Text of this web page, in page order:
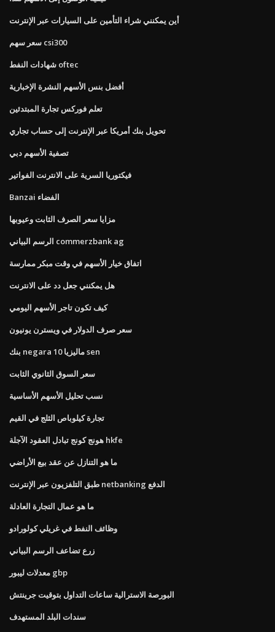
أين يمكنني شراء التأمين على السيارات عبر الإنترنت
سعر سهم csi300
شهادات النفط oftec
أفضل بنس الأسهم النشرة الإخبارية
تعلم فوركس تجارة المبتدئين
تحويل بنك أمريكا عبر الإنترنت إلى حساب تجاري
تصفية الأسهم دبي
فيكتوريا السرية على الانترنت الفواتير
Banzai الفضاء
مزايا سعر الصرف الثابت وعيوبها
الرسم البياني commerzbank ag
اتفاق خيار الأسهم في وقت مبكر ممارسة
هل يمكنني جعل دد على الانترنت
كيف تكون تاجر الأسهم اليومي
سعر صرف الدولار في ويسترن يونيون
بنك negara ماليزيا 10 sen
سعر السوق الثانوي الثابت
نسب تحليل الأسهم الأساسية
تجارة كيلوباص الثلج في القيم
هونج كونج تبادل العقود الآجلة hkfe
ما هو التنازل عن عقد بيع الأراضي
طبق التلفزيون عبر الإنترنت netbanking الدفع
ما هو عمال التجارة العادلة
وظائف النفط في غريلي كولورادو
زرع تضاعف الرسم البياني
معدلات ليبور gbp
البورصة الاسترالية ساعات التداول بتوقيت جرينتش
سندات البلد المستهدف